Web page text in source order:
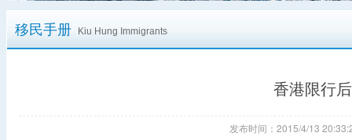
移民手册 Kiu Hung Immigrants
香港限行
发布时间：2015/4/13